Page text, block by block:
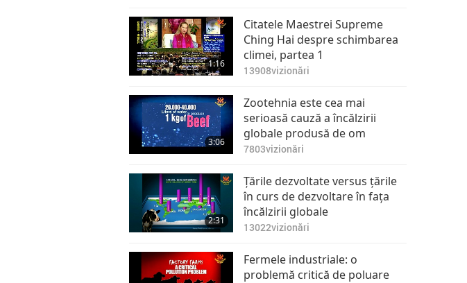
1:16
Citatele Maestrei Supreme
Ching Hai despre schimbarea
climei, partea 1
13908vizionări
3:06
Zootehnia este cea mai
serioasă cauză a încălzirii
globale produsă de om
7803vizionări
2:31
Ţările dezvoltate versus ţările
în curs de dezvoltare în faţa
încălzirii globale
13022vizionări
Fermele industriale: o
problemă critică de poluare